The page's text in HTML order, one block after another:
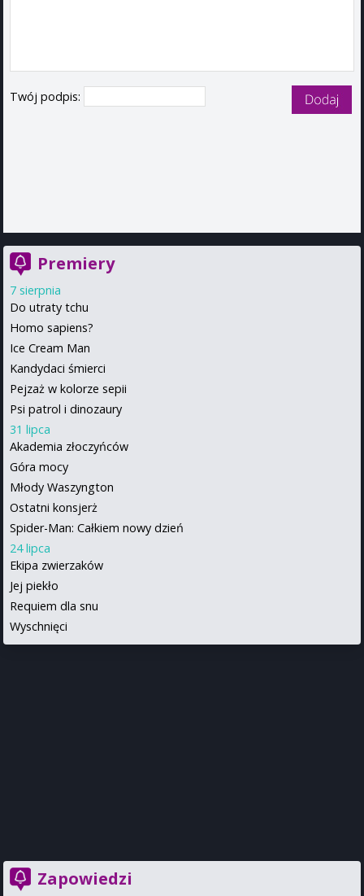
Twój podpis:
Premiery
7 sierpnia
Do utraty tchu
Homo sapiens?
Ice Cream Man
Kandydaci śmierci
Pejzaż w kolorze sepii
Psi patrol i dinozaury
31 lipca
Akademia złoczyńców
Góra mocy
Młody Waszyngton
Ostatni konsjerż
Spider-Man: Całkiem nowy dzień
24 lipca
Ekipa zwierzaków
Jej piekło
Requiem dla snu
Wyschnięci
Zapowiedzi